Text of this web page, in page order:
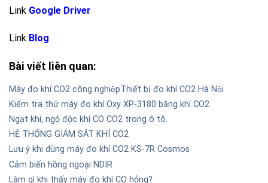
Link Google Driver
Link Blog
Bài viết liên quan:
Máy đo khí CO2 công nghiệpThiết bị đo khí CO2 Hà Nội
Kiểm tra thử máy đo khí Oxy XP-3180 bằng khí CO2
Ngạt khí, ngộ độc khí CO CO2 trong ô tô.
HỆ THỐNG GIÁM SÁT KHÍ CO2
Lưu ý khi dùng máy đo khí CO2 KS-7R Cosmos
Cảm biến hồng ngoại NDIR
Làm gì khi thấy máy đo khí CO hỏng?